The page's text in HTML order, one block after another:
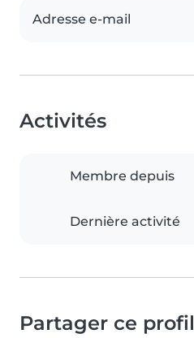
Adresse e-mail
Activités
Membre depuis
Dernière activité
Partager ce profil